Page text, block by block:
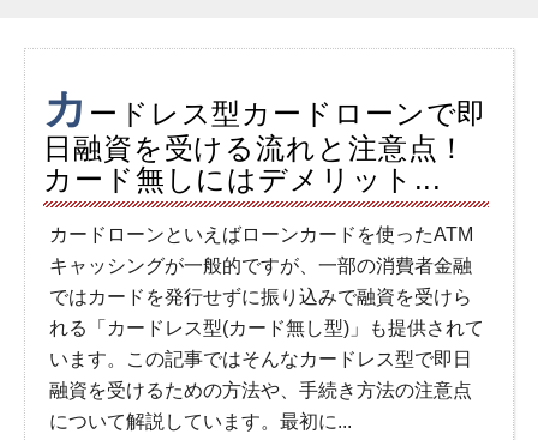
カ ードレス型カードローンで即
日融資を受ける流れと注意点！
カード無しにはデメリット...
カードローンといえばローンカードを使ったATM
キャッシングが一般的ですが、一部の消費者金融
ではカードを発行せずに振り込みで融資を受けら
れる「カードレス型(カード無し型)」も提供されて
います。この記事ではそんなカードレス型で即日
融資を受けるための方法や、手続き方法の注意点
について解説しています。最初に...